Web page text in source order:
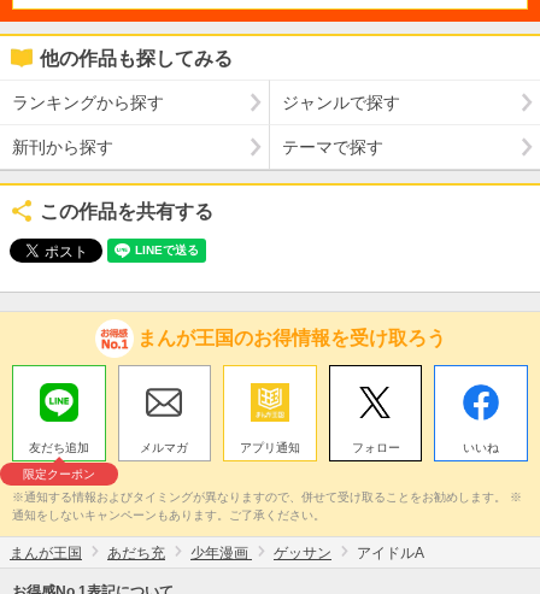
他の作品も探してみる
ランキングから探す ジャンルで探す
新刊から探す テーマで探す
この作品を共有する
まんが王国のお得情報を受け取ろう
友だち追加
限定クーポン
メルマガ アプリ通知 フォロー いいね
※通知する情報およびタイミングが異なりますので、併せて受け取ることをお勧めします。 ※
通知をしないキャンペーンもあります。ご了承ください。
まんが王国 あだち充 少年漫画 ゲッサン アイドルA